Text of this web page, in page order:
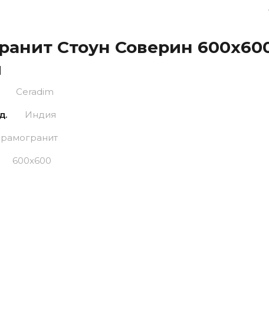
Стоун Соверин
Ceradim
Индия
600x600